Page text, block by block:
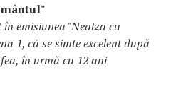
emisiunea "Neatza cu
1, că se simte excelent după
în urmă cu 12 ani